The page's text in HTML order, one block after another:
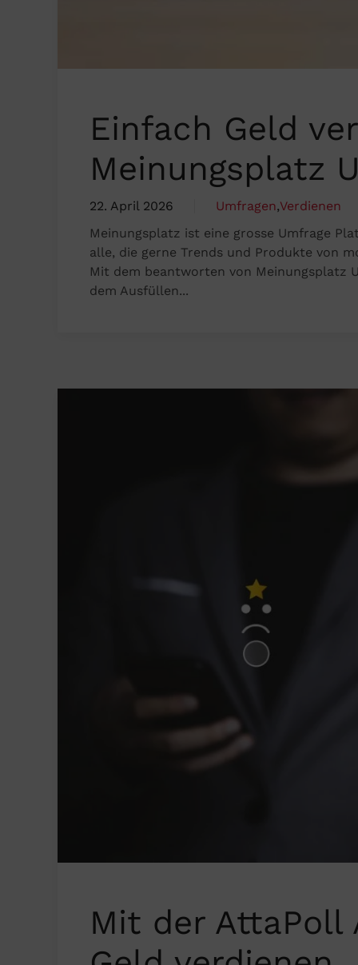
Einfach Geld
Meinungsplatz
22. April 2026 Umfragen,Verdienen
Meinungsplatz ist eine grosse Umfrage
alle, die gerne Trends und Produkte von
Mit dem beantworten von Meinungsplatz
dem Ausfüllen...
Mit der AttaPoll